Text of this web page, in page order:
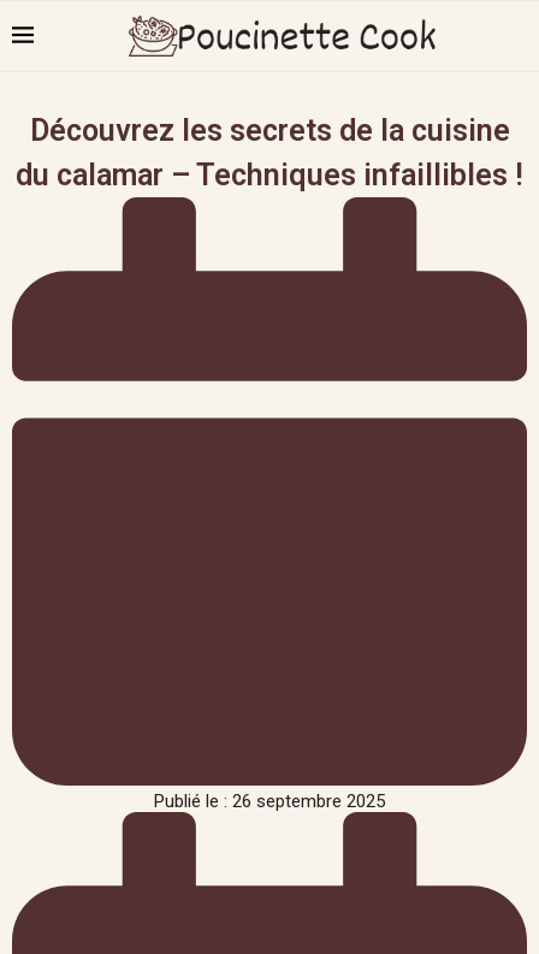
Découvrez les secrets de la cuisine
du calamar – Techniques infaillibles !
Publié le : 26 septembre 2025